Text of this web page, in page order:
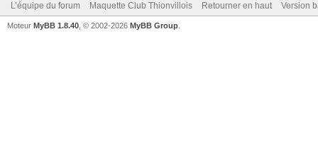
L’équipe du forum Maquette Club Thionvillois Retourner en haut Version
Moteur MyBB 1.8.40 , © 2002-2026 MyBB Group